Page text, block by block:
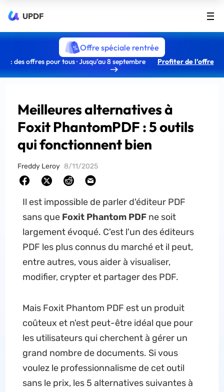
UPDF
Offre spéciale rentrée
: des offres pour tous · Jusqu’au 8 septembre Profiter de l’offre
Meilleures alternatives à
Foxit PhantomPDF : 5 outils
qui fonctionnent bien
Freddy Leroy 8/11/2025
Il est impossible de parler d'éditeur PDF
sans que Foxit Phantom PDFne soit
largement évoqué. C'est l'un des éditeurs
PDF les plus connus du marché et il peut,
entre autres, vous aider à visualiser,
modifier, crypter et partager des PDF.
Mais Foxit Phantom PDF est un produit
coûteux et n'est peut-être idéal que pour
les utilisateurs qui cherchent à gérer un
grand nombre de documents. Si vous
voulez le professionnalisme de cet outil
sans le prix, les 5 alternatives suivantes à